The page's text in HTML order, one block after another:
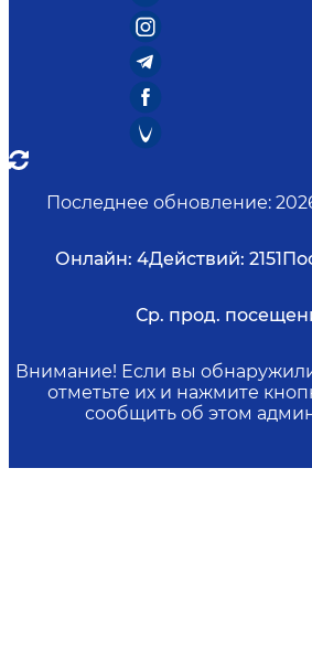
Последнее обновление:
Онлайн: 4Действий: 2151
Ср. прод.
Внимание! Если вы
отметьте их и нажмите
сообщить об этом